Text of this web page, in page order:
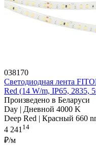
038170
Светодиодная лента
Red (14 W/m, IP65, 2835,
Произведено в Беларуси
Day | Дневной 4000 K
Deep Red | Красный 660
4 24114
₽/м